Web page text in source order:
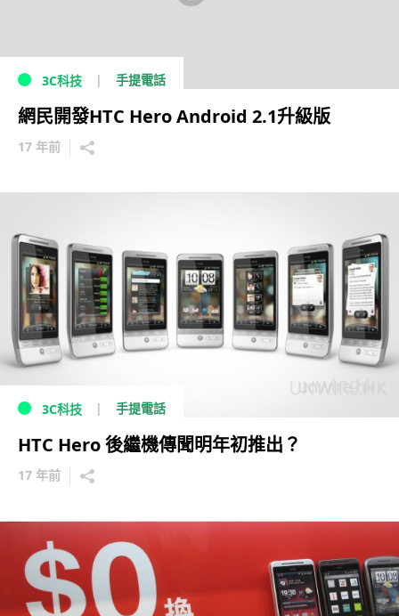
3C科技 手提電話
網民開發HTC Hero Android 2.1升級版
17 年前
3C科技 手提電話
HTC Hero 後繼機傳聞明年初推出？
17 年前